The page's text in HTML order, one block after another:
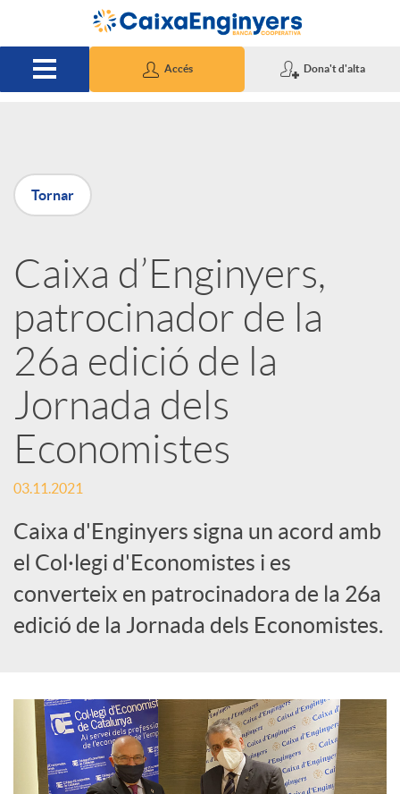
Salta al contingut principal
Accés Dona't d'alta
P
u
b
l
c
d
o
d
Tornar
Caixa d’Enginyers,
patrocinador de la
26a edició de la
Jornada dels
Economistes
03.11.2021
Caixa d'Enginyers signa un acord amb
el Col·legi d'Economistes i es
converteix en patrocinadora de la 26a
edició de la Jornada dels Economistes.